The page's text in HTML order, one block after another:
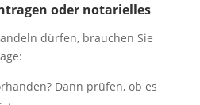
oder notarielles
dürfen, brauchen Sie
Dann prüfen, ob es